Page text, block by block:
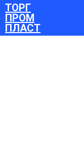
ТОРГ
ПРОМ
ПЛАСТ